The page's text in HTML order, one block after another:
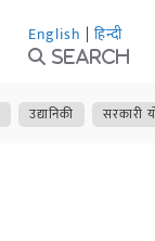
English | हिन्दी
Search
उद्यानिकी सरकारी